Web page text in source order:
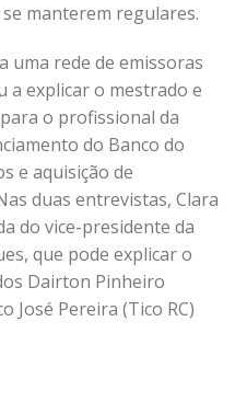
manterem regulares.
uma rede de emissoras
a explicar o mestrado e
o profissional da
do Banco do
e aquisição de
duas entrevistas, Clara
do vice-presidente da
que pode explicar o
Dairton Pinheiro
José Pereira (Tico RC)